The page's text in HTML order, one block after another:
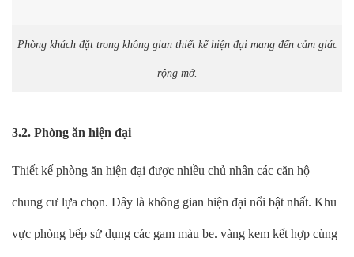
Phòng khách đặt trong không gian thiết kế hiện đại mang đến cảm giác
rộng mở.
3.2. Phòng ăn hiện đại
Thiết kế phòng ăn hiện đại được nhiều chủ nhân các căn hộ
chung cư lựa chọn. Đây là không gian hiện đại nổi bật nhất. Khu
vực phòng bếp sử dụng các gam màu be. vàng kem kết hợp cùng